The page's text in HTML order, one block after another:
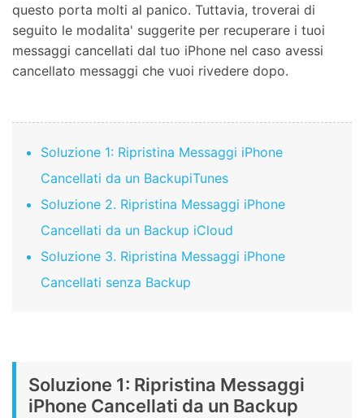
questo porta molti al panico. Tuttavia, troverai di
seguito le modalita' suggerite per recuperare i tuoi
messaggi cancellati dal tuo iPhone nel caso avessi
cancellato messaggi che vuoi rivedere dopo.
Soluzione 1: Ripristina Messaggi iPhone
Cancellati da un BackupiTunes
Soluzione 2. Ripristina Messaggi iPhone
Cancellati da un Backup iCloud
Soluzione 3. Ripristina Messaggi iPhone
Cancellati senza Backup
Soluzione 1: Ripristina Messaggi
iPhone Cancellati da un Backup